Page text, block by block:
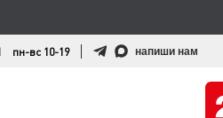
пн-вс 10-19 напиши нам